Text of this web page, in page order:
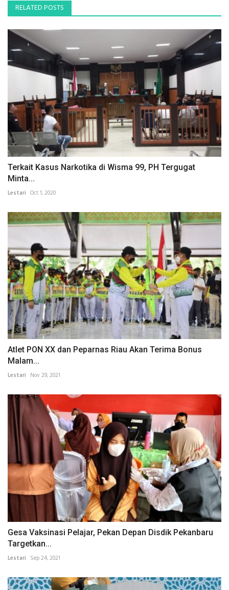
RELATED POSTS
Terkait Kasus Narkotika di Wisma 99, PH Tergugat
Minta...
Lestari Oct 1, 2020
Atlet PON XX dan Peparnas Riau Akan Terima Bonus
Malam...
Lestari Nov 29, 2021
Gesa Vaksinasi Pelajar, Pekan Depan Disdik Pekanbaru
Targetkan...
Lestari Sep 24, 2021